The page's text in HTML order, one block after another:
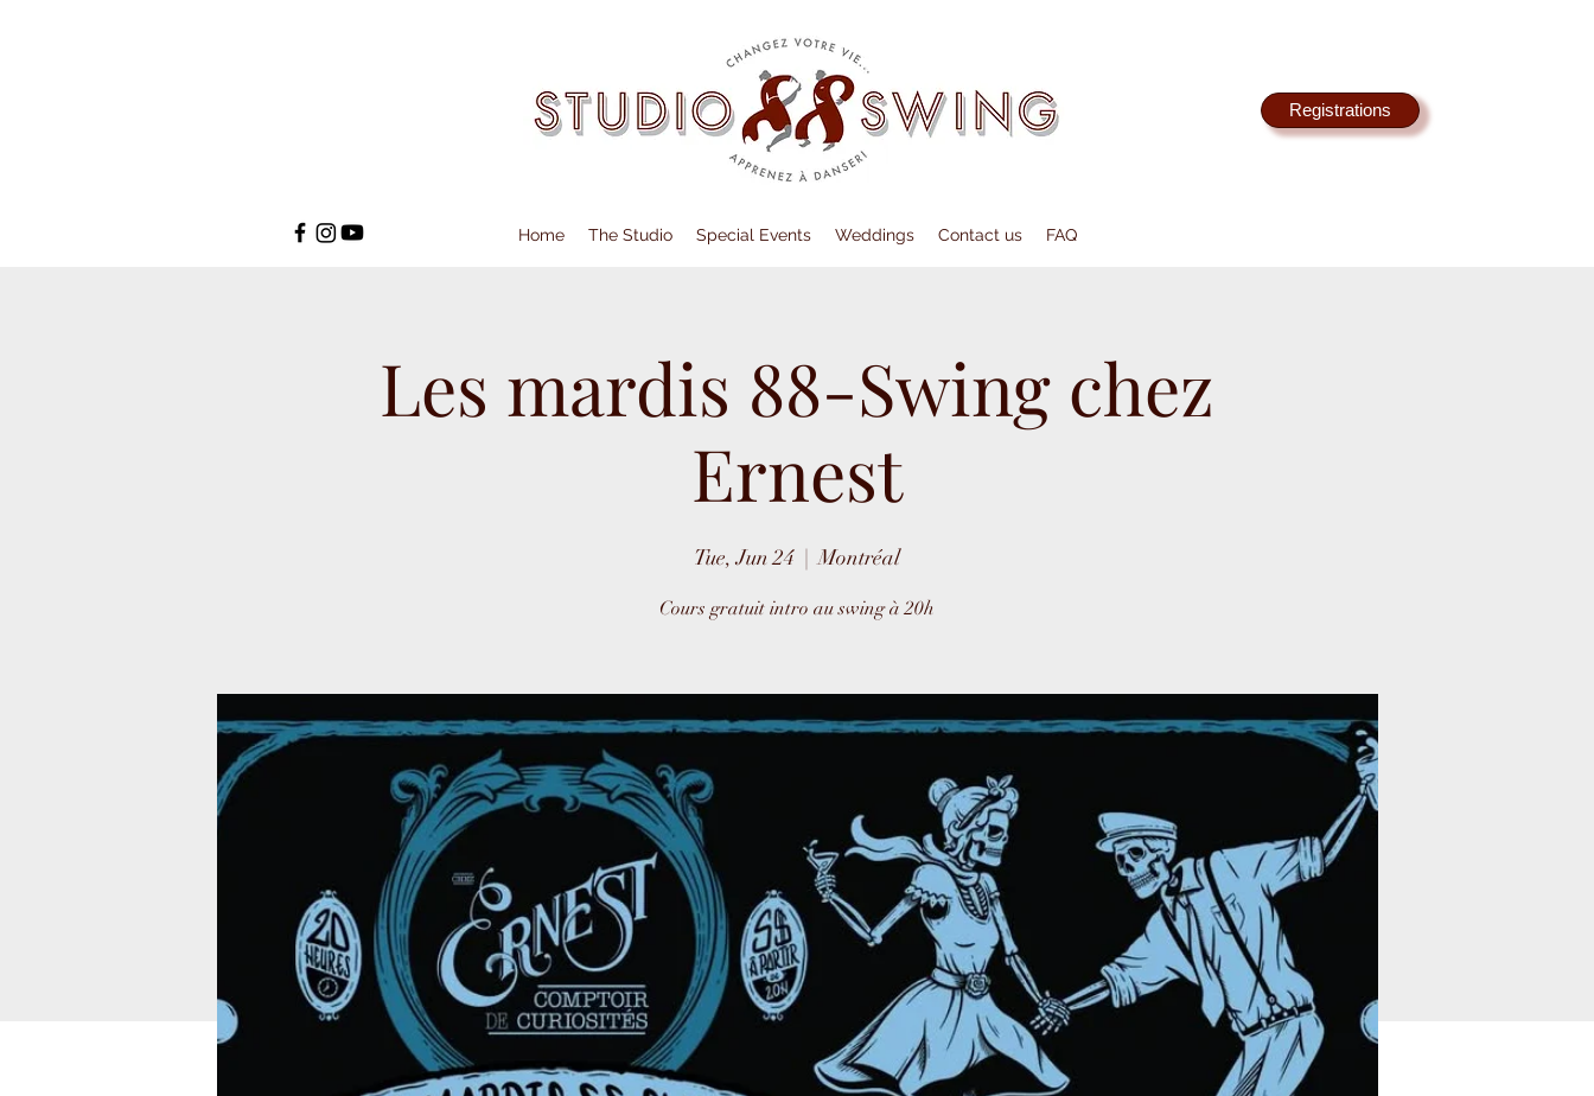
Registrations
Home The Studio Special Events Weddings Contact us FAQ
Les mardis 88-Swing chez
Ernest
Tue, Jun 24
  |
Montréal
Cours gratuit intro au swing à 20h